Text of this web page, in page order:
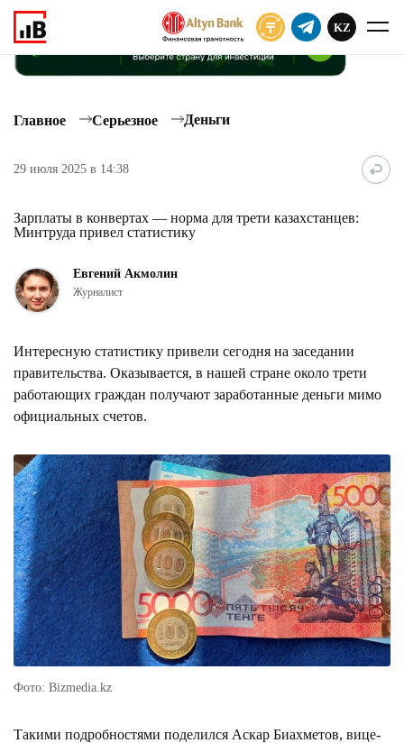
KZ
Главное Серьезное Деньги
29 июля 2025 в 14:38
Зарплаты в конвертах — норма для трети казахстанцев:
Минтруда привел статистику
Евгений Акмолин
Журналист
Интересную статистику привели сегодня на заседании
правительства. Оказывается, в нашей стране около трети
работающих граждан получают заработанные деньги мимо
официальных счетов.
Фото: Bizmedia.kz
Такими подробностями поделился Аскар Биахметов, вице-